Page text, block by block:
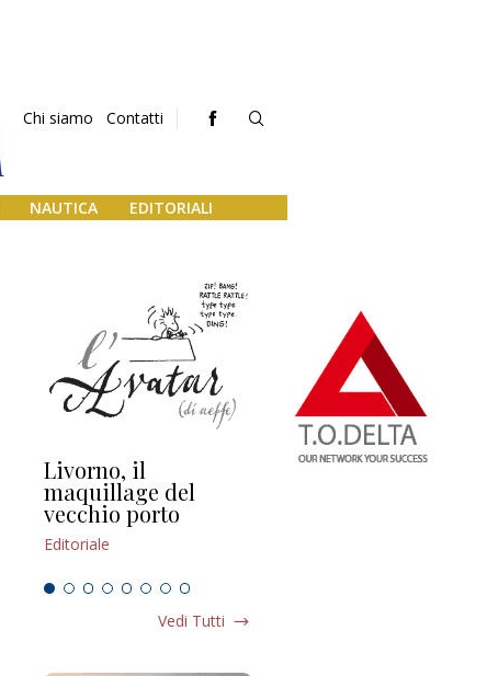
Chi siamo Contatti
NAUTICA EDITORIALI
Livorno, il
maquillage del
vecchio porto
Editoriale
L’uscita di scena di
Vedi Tutti